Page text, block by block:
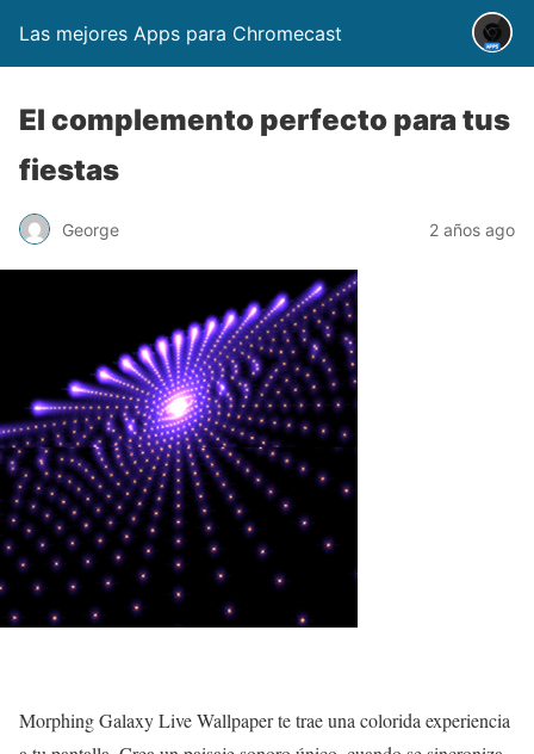
Las mejores Apps para Chromecast
El complemento perfecto para tus
fiestas
George 2 años ago
Morphing Galaxy Live Wallpaper te trae una colorida experiencia